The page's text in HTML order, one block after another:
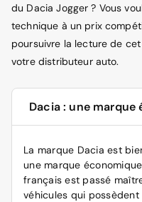
du Dacia Jogger ? Vous
technique à un prix
poursuivre la lecture de
votre distributeur auto.
Dacia : une
La marque Dacia est
une marque
français est passé
véhicules qui